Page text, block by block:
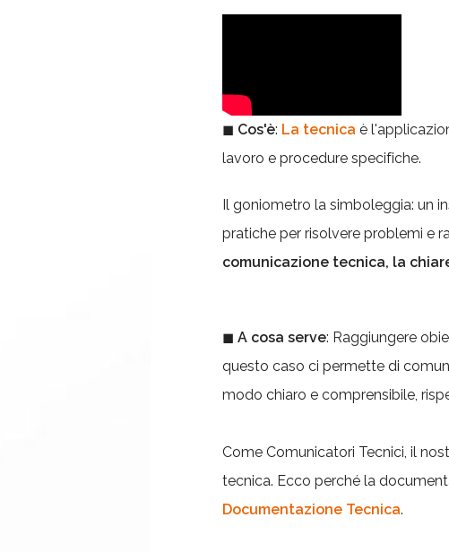
◼ Cos'è: La tecnica è
lavoro e procedure specifiche.
Il goniometro la simboleggia: un
pratiche per risolvere problemi e
comunicazione tecnica, la
◼ A cosa serve: Raggiungere
questo caso ci permette di
modo chiaro e comprensibile,
Come Comunicatori Tecnici, il
tecnica. Ecco perché la
Documentazione Tecnica.